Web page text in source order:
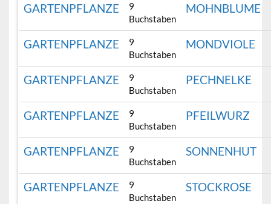
GARTENPFLANZE
9
Buchstaben
MOHNBLUME
GARTENPFLANZE
9
Buchstaben
MONDVIOLE
GARTENPFLANZE
9
Buchstaben
PECHNELKE
GARTENPFLANZE
9
Buchstaben
PFEILWURZ
GARTENPFLANZE
9
Buchstaben
SONNENHUT
GARTENPFLANZE
9
Buchstaben
STOCKROSE